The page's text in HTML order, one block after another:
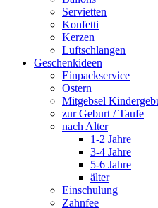
Servietten
Konfetti
Kerzen
Luftschlangen
Geschenkideen
Einpackservice
Ostern
Mitgebsel
zur Geburt / Taufe
nach Alter
1-2 Jahre
3-4 Jahre
5-6 Jahre
älter
Einschulung
Zahnfee